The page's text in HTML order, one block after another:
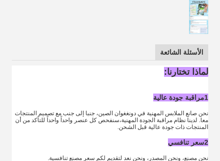
الأسئلة الشائعة
لماذا تختارنا:
1مراقبة جودة عالية
نحن صانع الملابس المهنية في دونغغوان الصين، جنبا إلى جنب مع تصميم المنتجات
معا. لدينا نظام مراقبة الجودة المهنية،سنفحص كل عنصر واحداً واحداً للتأكد من أن
المنتجات ذات جودة عالية قبل الشحن.
2سعر تنافسي
نحن مصنع، ونحن المصدر، ونحن نعد لتقديم لكم سعر مصنع تنافسية.